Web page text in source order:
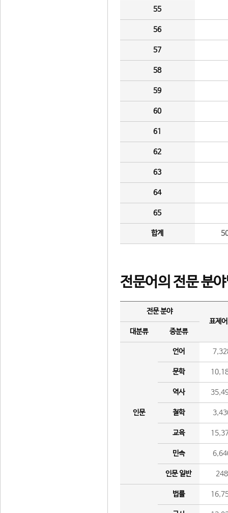
55
56
57
58
59
60
61
62
63
64
65
합계
전문어의 전문 분
전문 분야
표제
대분류
중분류
인문
언어
문학
역사
철학
교육
민속
인문 일반 248
법률